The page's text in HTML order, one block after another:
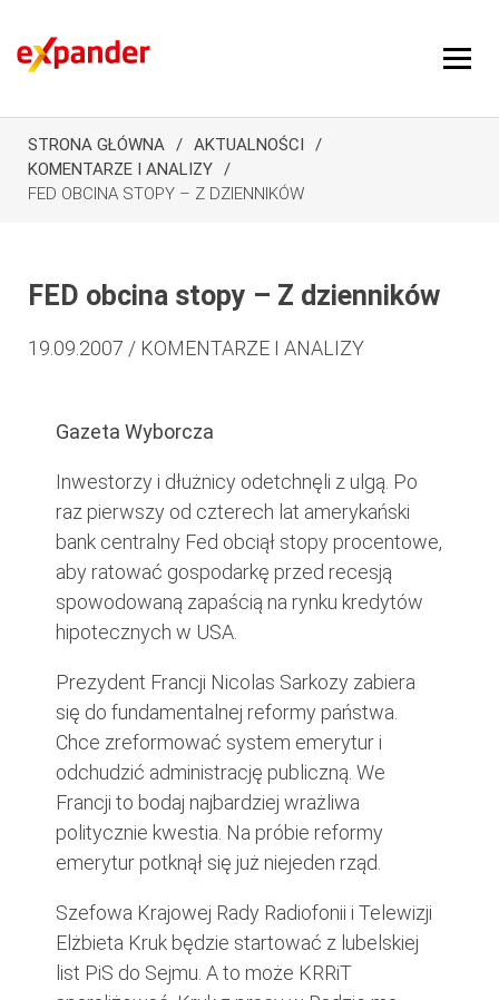
STRONA GŁÓWNA
AKTUALNOŚCI
KOMENTARZE I ANALIZY
FED OBCINA STOPY – Z DZIENNIKÓW
FED obcina stopy – Z dzienników
19.09.2007 / KOMENTARZE I ANALIZY
Gazeta Wyborcza
Inwestorzy i dłużnicy odetchnęli z ulgą. Po
raz pierwszy od czterech lat amerykański
bank centralny Fed obciął stopy procentowe,
aby ratować gospodarkę przed recesją
spowodowaną zapaścią na rynku kredytów
hipotecznych w USA.
Prezydent Francji Nicolas Sarkozy zabiera
się do fundamentalnej reformy państwa.
Chce zreformować system emerytur i
odchudzić administrację publiczną. We
Francji to bodaj najbardziej wrażliwa
politycznie kwestia. Na próbie reformy
emerytur potknął się już niejeden rząd.
Szefowa Krajowej Rady Radiofonii i Telewizji
Elżbieta Kruk będzie startować z lubelskiej
list PiS do Sejmu. A to może KRRiT